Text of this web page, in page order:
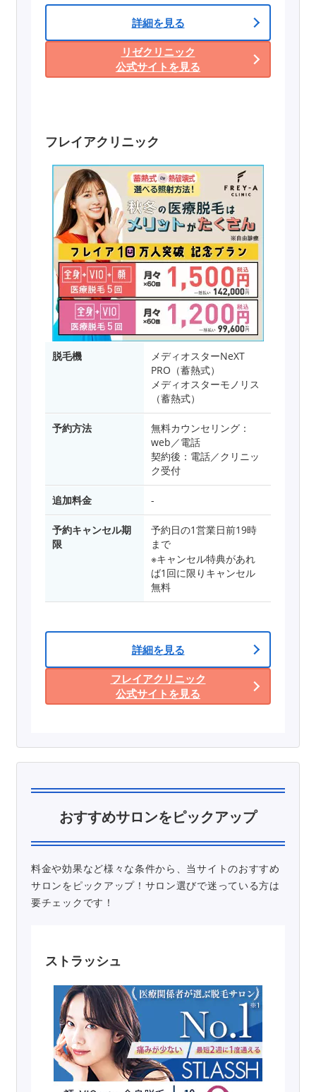
詳細を見る
リゼクリニック
公式サイトを見る
フレイアクリニック
脱毛機
メディオスターNeXT
PRO（蓄熱式）
メディオスターモノリス
（蓄熱式）
予約方法
無料カウンセリング：
web／電話
契約後：電話／クリニッ
ク受付
追加料金 -
予約キャンセル期
限
予約日の1営業日前19時
まで
※キャンセル特典があれ
ば1回に限りキャンセル
無料
詳細を見る
フレイアクリニック
公式サイトを見る
おすすめサロンをピックアップ
料金や効果など様々な条件から、当サイトのおすすめ
サロンをピックアップ！サロン選びで迷っている方は
要チェックです！
ストラッシュ